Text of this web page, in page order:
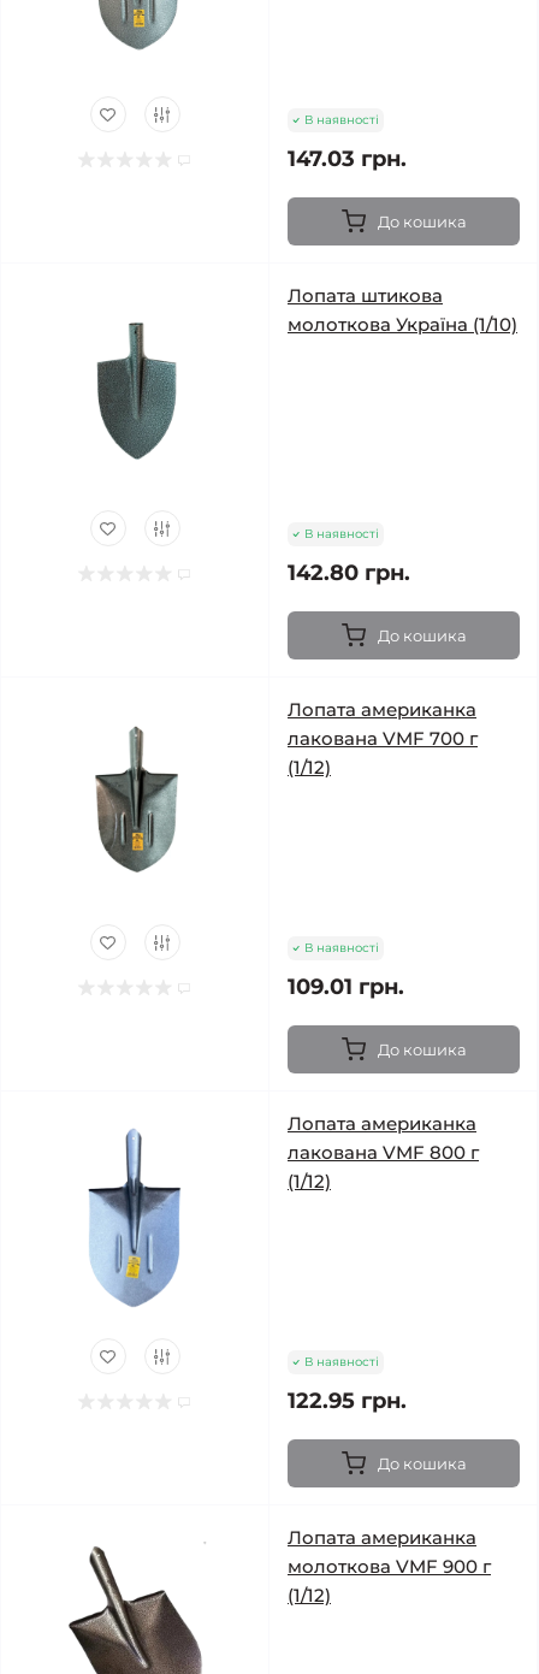
В наявності
147.03 грн.
До кошика
Лопата штикова
молоткова Україна (1/10)
В наявності
142.80 грн.
До кошика
Лопата американка
лакована VMF 700 г
(1/12)
В наявності
109.01 грн.
До кошика
Лопата американка
лакована VMF 800 г
(1/12)
В наявності
122.95 грн.
До кошика
Лопата американка
молоткова VMF 900 г
(1/12)